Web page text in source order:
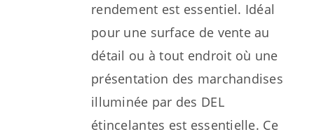
rendement est essentiel. Idéal
pour une surface de vente au
détail ou à tout endroit où une
présentation des marchandises
illuminée par des DEL
étincelantes est essentielle. Ce